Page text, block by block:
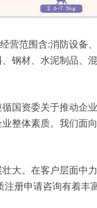
营范围含:消防设
钢材、水泥制品、
国资委关于推动企
整体素质。我们面
大。在客户层面中
册申请咨询有着